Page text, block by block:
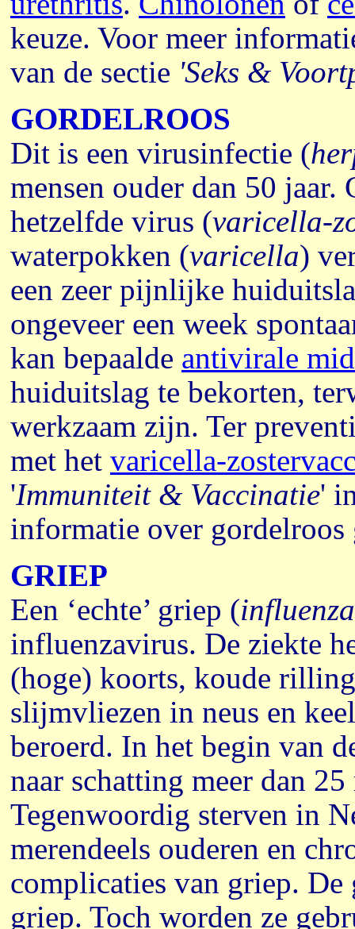
keuze. Voor meer
van de sectie 'Seks &
GORDELROOS
Dit is een virusinfectie (
mensen ouder dan 50
hetzelfde virus (varicella-
waterpokken (varicella)
een zeer pijnlijke
ongeveer een week
kan bepaalde antivirale
huiduitslag te bekorten,
werkzaam zijn. Ter
met het varicella-
'Immuniteit & Vaccinatie'
informatie over gordelroos
GRIEP
Een ‘echte’ griep (influenza
influenzavirus. De ziekte
(hoge) koorts, koude
slijmvliezen in neus en
beroerd. In het begin van
naar schatting meer dan
Tegenwoordig sterven in
merendeels ouderen en
complicaties van griep.
griep. Toch worden ze